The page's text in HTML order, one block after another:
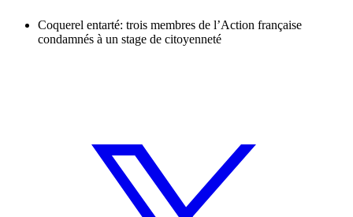
Coquerel entarté: trois membres de l’Action française
condamnés à un stage de citoyenneté